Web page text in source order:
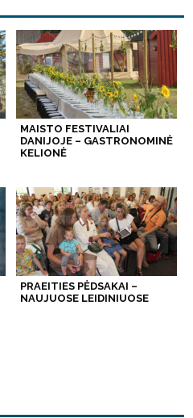
MAISTO FESTIVALIAI
DANIJOJE – GASTRONOMINĖ
KELIONĖ
PRAEITIES PĖDSAKAI –
NAUJUOSE LEIDINIUOSE